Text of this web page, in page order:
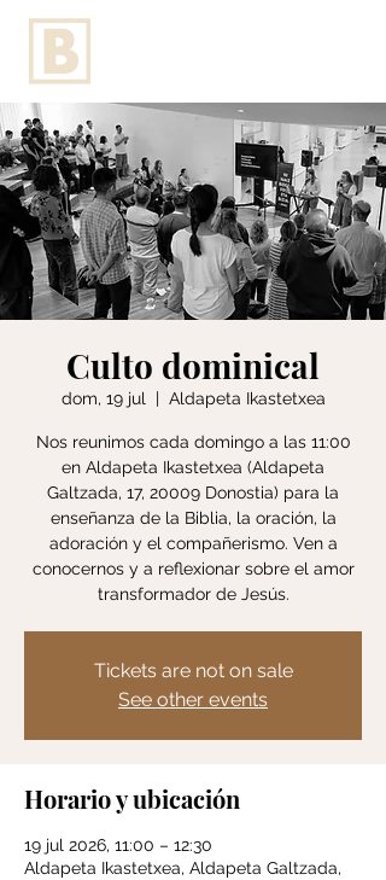
Culto dominical
dom, 19 jul
  |
Aldapeta Ikastetxea
Nos reunimos cada domingo a las 11:00
en Aldapeta Ikastetxea (Aldapeta
Galtzada, 17, 20009 Donostia) para la
enseñanza de la Biblia, la oración, la
adoración y el compañerismo. Ven a
conocernos y a reflexionar sobre el amor
transformador de Jesús.
Tickets are not on sale
See other events
Horario y ubicación
19 jul 2026, 11:00 – 12:30
Aldapeta Ikastetxea, Aldapeta Galtzada,